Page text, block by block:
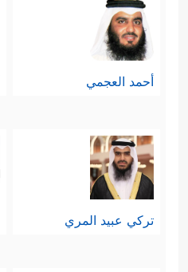
أحمد العجمي
تركي عبيد المري